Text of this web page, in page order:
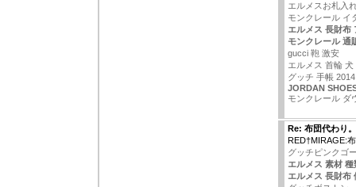
エルメスお札入
モンクレール イ
エルメス 長財布
モンクレール 通
gucci 鞄 激安
エルメス 首輪 犬
グッチ 手帳 2014
JORDAN
モンクレール ダ
Re: 布団代わり。
RED†MIRAGE:
グッチピンクゴ
エルメス 素材 種
エルメス 長財布